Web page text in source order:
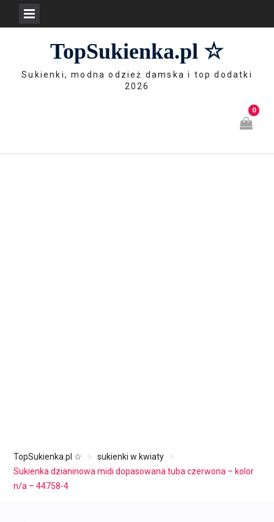
TopSukienka.pl ☆
Sukienki, modna odzież damska i top dodatki
2026
0
TopSukienka.pl ☆
sukienki w kwiaty
Sukienka dzianinowa midi dopasowana tuba czerwona – kolor
n/a – 44758-4